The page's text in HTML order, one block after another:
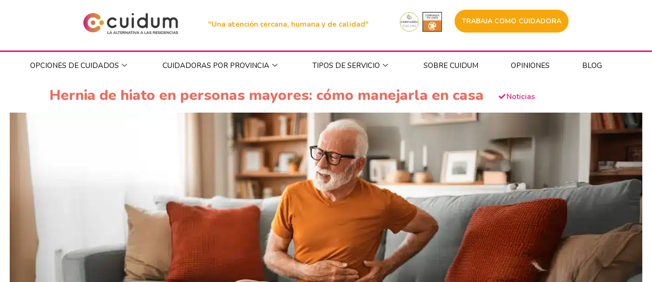
"Una atención cercana, humana y de calidad" TRABAJA COMO CUIDADORA
OPCIONES DE CUIDADOS CUIDADORAS POR PROVINCIA TIPOS DE SERVICIO SOBRE CUIDUM OPINIONES BLOG
Hernia de hiato en personas mayores: cómo manejarla en casa Noticias